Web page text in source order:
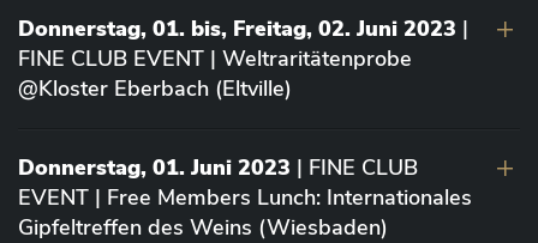
Donnerstag, 01. bis, Freitag, 02. Juni 2023 |
FINE CLUB EVENT | Weltraritätenprobe
@Kloster Eberbach (Eltville)
Donnerstag, 01. Juni 2023 | FINE CLUB
EVENT | Free Members Lunch: Internationales
Gipfeltreffen des Weins (Wiesbaden)